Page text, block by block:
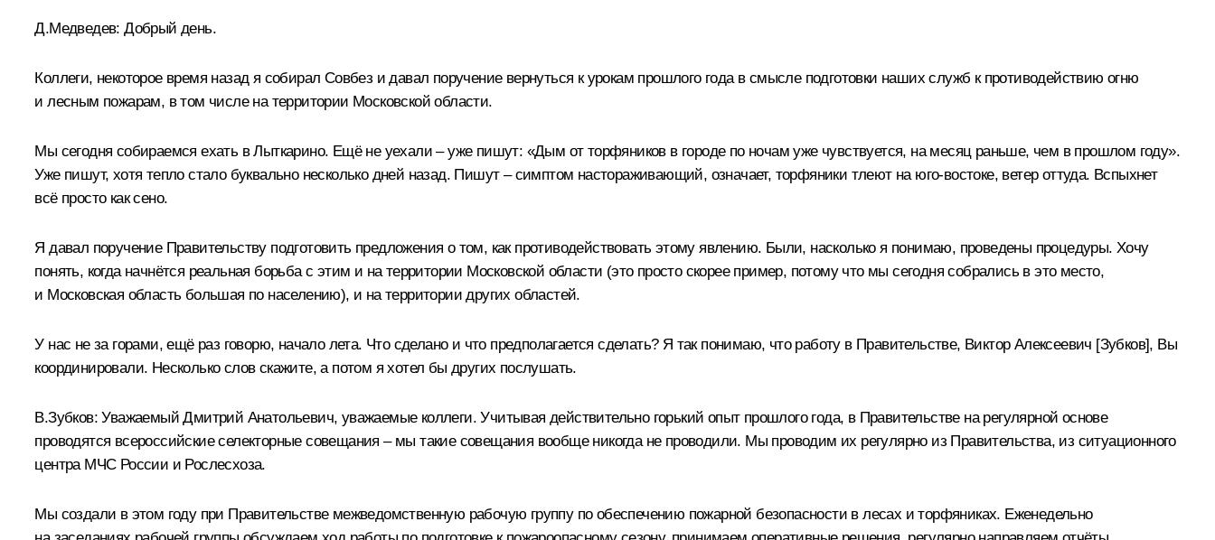
Д.Медведев: Добрый день.
Коллеги, некоторое время назад я собирал Совбез и давал поручение вернуться к урокам прошлого года в смысле подготовки наших служб к противодействию огню
и лесным пожарам, в том числе на территории Московской области.
Мы сегодня собираемся ехать в Лыткарино. Ещё не уехали – уже пишут: «Дым от торфяников в городе по ночам уже чувствуется, на месяц раньше, чем в прошлом году».
Уже пишут, хотя тепло стало буквально несколько дней назад. Пишут – симптом настораживающий, означает, торфяники тлеют на юго-востоке, ветер оттуда. Вспыхнет
всё просто как сено.
Я давал поручение Правительству подготовить предложения о том, как противодействовать этому явлению. Были, насколько я понимаю, проведены процедуры. Хочу
понять, когда начнётся реальная борьба с этим и на территории Московской области (это просто скорее пример, потому что мы сегодня собрались в это место,
и Московская область большая по населению), и на территории других областей.
У нас не за горами, ещё раз говорю, начало лета. Что сделано и что предполагается сделать? Я так понимаю, что работу в Правительстве, Виктор Алексеевич [Зубков], Вы
координировали. Несколько слов скажите, а потом я хотел бы других послушать.
В.Зубков:Уважаемый Дмитрий Анатольевич, уважаемые коллеги. Учитывая действительно горький опыт прошлого года, в Правительстве на регулярной основе
проводятся всероссийские селекторные совещания – мы такие совещания вообще никогда не проводили. Мы проводим их регулярно из Правительства, из ситуационного
центра МЧС России и Рослесхоза.
Мы создали в этом году при Правительстве межведомственную рабочую группу по обеспечению пожарной безопасности в лесах и торфяниках. Еженедельно